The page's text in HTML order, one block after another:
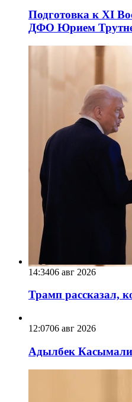
Подготовка к XI
ДФО Юрием
14:3406 авг 2026
Трамп рассказал,
12:0706 авг 2026
Адылбек